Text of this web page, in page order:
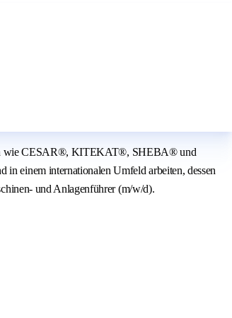
wie CESAR®, KITEKAT®, SHEBA® und
einem internationalen Umfeld arbeiten, dessen
und Anlagenführer (m/w/d).